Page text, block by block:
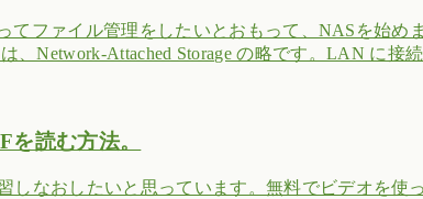
てファイル管理をしたいとおもって、NASを始め
、Network-Attached Storage の略です。LAN に接
読む方法。
しなおしたいと思っています。無料でビデオを使